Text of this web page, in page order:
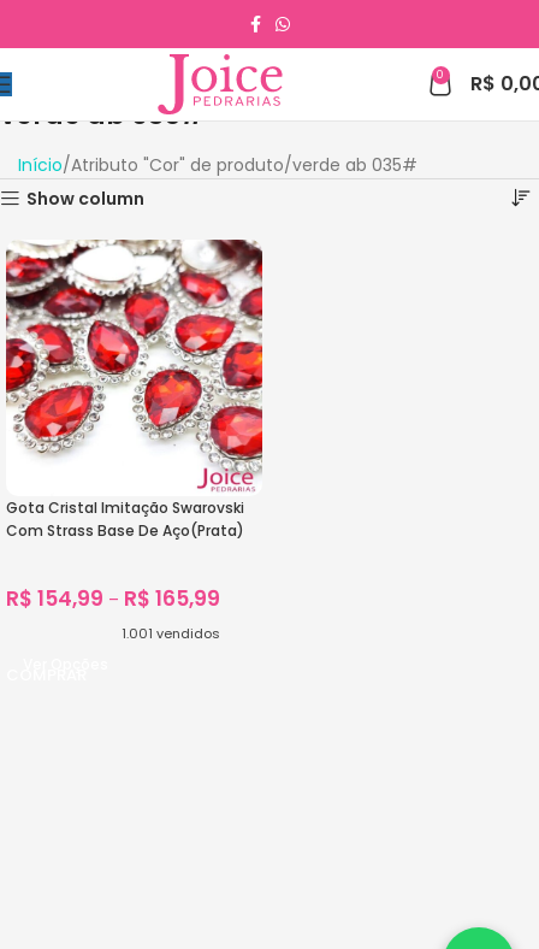
0 R$
verde ab 035#
Início Atributo "Cor" de produto verde ab 035#
Show column
Gota Cristal Imitação Swarovski
Com Strass Base De Aço(Prata)
R$ 154,99 – R$ 165,99
1.001 vendidos